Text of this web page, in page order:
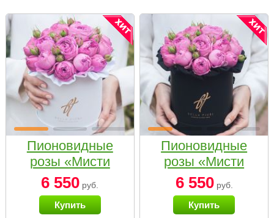
Пионовидные
розы «Мисти
бабблс» в белой
коробке Small
6 550 руб.
Купить
Пионовидные
розы «Мисти
бабблс» в
черной коробке
Small
6 550руб.
Купить